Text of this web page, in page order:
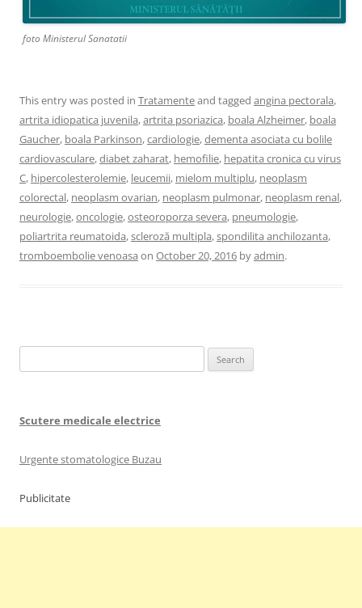
foto Ministerul Sanatatii
This entry was posted in Tratamenteand tagged angina pectorala,
artrita idiopatica juvenila,artrita psoriazica, boala Alzheimer, boala
Gaucher, boala Parkinson,cardiologie,dementa asociata cu bolile
cardiovasculare,diabet zaharat, hemofilie, hepatita cronica cu virus
C, hipercolesterolemie, leucemii, mielom multiplu, neoplasm
colorectal, neoplasm ovarian, neoplasm pulmonar, neoplasm renal,
neurologie,oncologie,osteoroporza severa, pneumologie,
poliartrita reumatoida,scleroză multipla,spondilita anchilozanta,
tromboembolie venoasa on October 20, 2016 byadmin.
for:
Scutere medicale electrice
Urgente stomatologice Buzau
Publicitate